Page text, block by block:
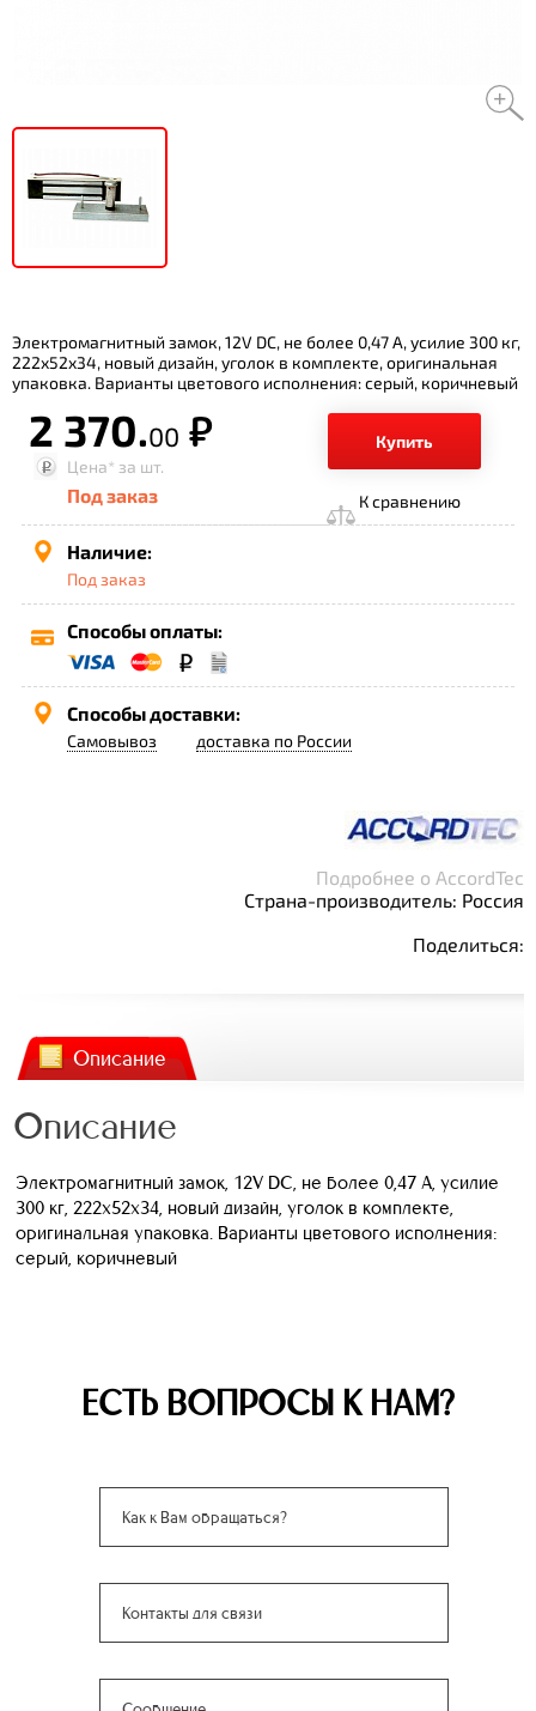
Электромагнитный замок, 12V DC, не более 0,47 A, усилие 300 кг,
222x52x34, новый дизайн, уголок в комплекте, оригинальная
упаковка. Варианты цветового исполнения: серый, коричневый
2 370.00 р.
Купить
Цена* за шт.
Под заказ К сравнению
Наличие:
Под заказ
Способы оплаты:
Способы доставки:
Самовывоз доставка по России
Подробнее о AccordTec
Страна-производитель: Россия
Поделиться:
Описание
Описание
Электромагнитный замок, 12V DC, не более 0,47 A, усилие
300 кг, 222x52x34, новый дизайн, уголок в комплекте,
оригинальная упаковка. Варианты цветового исполнения:
серый, коричневый
ЕСТЬ ВОПРОСЫ К НАМ?